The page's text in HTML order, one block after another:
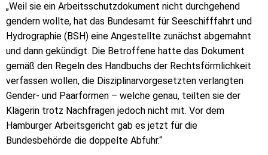
„Weil sie ein Arbeitsschutzdokument nicht durchgehend
gendern wollte, hat das Bundesamt für Seeschifffahrt und
Hydrographie (BSH) eine Angestellte zunächst abgemahnt
und dann gekündigt. Die Betroffene hatte das Dokument
gemäß den Regeln des Handbuchs der Rechtsförmlichkeit
verfassen wollen, die Disziplinarvorgesetzten verlangten
Gender- und Paarformen – welche genau, teilten sie der
Klägerin trotz Nachfragen jedoch nicht mit. Vor dem
Hamburger Arbeitsgericht gab es jetzt für die
Bundesbehörde die doppelte Abfuhr.“